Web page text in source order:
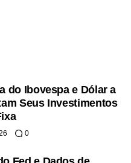
do Ibovespa e Dólar a
Seus Investimentos
0